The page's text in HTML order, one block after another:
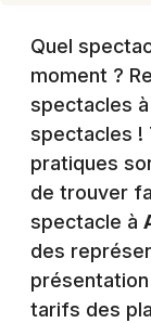
Quel
moment ?
spectacles
spectacles !
pratiques
de trouver
spectacle à
des
tarifs des